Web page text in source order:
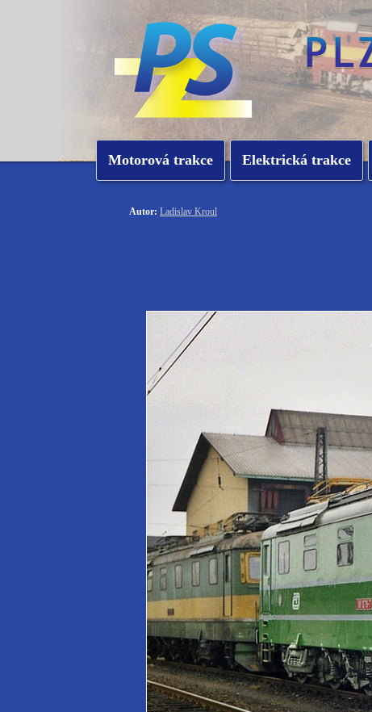
Motorová trakce Elektrická trakce
Autor: Ladislav Kroul